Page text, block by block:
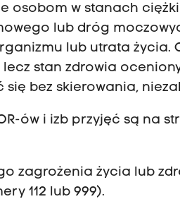
osobom w stanach
lub dróg
lub utrata życia.
stan zdrowia
bez skierowania,
ów i izb przyjęć są na
zagrożenia życia lub
112 lub 999).